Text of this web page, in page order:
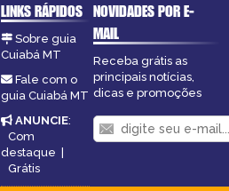
LINKS RÁPIDOS
Sobre guia
Cuiabá MT
Fale com o
guia Cuiabá MT
ANUNCIE:
Com
destaque |
Grátis
NOVIDADES POR E-
MAIL
Receba grátis as
principais notícias,
dicas e promoções